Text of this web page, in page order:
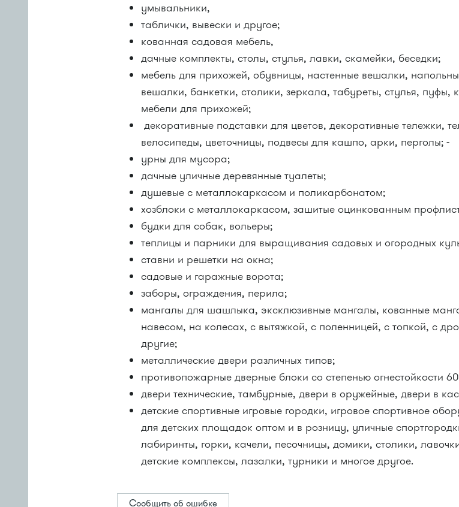
умывальники,
таблички, вывески и другое;
кованная садовая мебель,
дачные комплекты, столы, стулья, лавки, скамейки, беседки;
мебель для прихожей, обувницы, настенные вешалки,
вешалки, банкетки, столики, зеркала, табуреты, стулья, пуфы,
мебели для прихожей;
декоративные подставки для цветов, декоративные тележки,
велосипеды, цветочницы, подвесы для кашпо, арки, перголы; -
урны для мусора;
дачные уличные деревянные туалеты;
душевые с металлокаркасом и поликарбонатом;
хозблоки с металлокаркасом, зашитые оцинкованным
будки для собак, вольеры;
теплицы и парники для выращивания садовых и огородных
ставни и решетки на окна;
садовые и гаражные ворота;
заборы, ограждения, перила;
мангалы для шашлыка, эксклюзивные мангалы, кованные
навесом, на колесах, с вытяжкой, с поленницей, с топкой, с
другие;
металлические двери различных типов;
противопожарные дверные блоки со степенью огнестойкости
двери технические, тамбурные, двери в оружейные, двери в
детские спортивные игровые городки, игровое спортивное
для детских площадок оптом и в розницу, уличные
лабиринты, горки, качели, песочницы, домики, столики,
детские комплексы, лазалки, турники и многое другое.
Сообщить об ошибке